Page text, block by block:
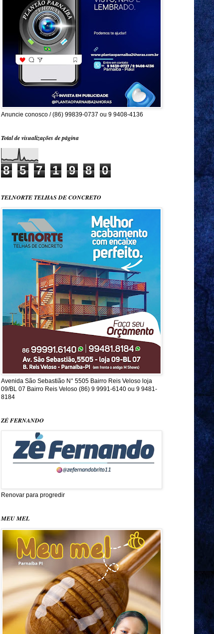
Anuncie conosco / (86) 99839-0737 ou 9 9408-4136
Total de visualizações de página
8 5 7 1 9 8 0
TELNORTE TELHAS DE CONCRETO
Avenida São Sebastião N° 5505 Bairro Reis Veloso loja
09/BL 07 Bairro Reis Veloso (86) 9 9991-6140 ou 9 9481-
8184
ZÉ FERNANDO
Renovar para progredir
MEU MEL